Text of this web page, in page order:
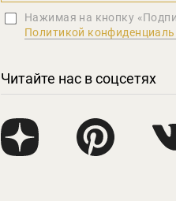
Нажимая на кнопку
Политикой
Читайте нас в соцсетях